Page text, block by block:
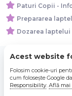
Paturi Copii -
Prepararea
Dozarea laptelui
©
Toate preturile
Acest website
Folosim cookie-uri
cum folosește Google
Responsibility. Află